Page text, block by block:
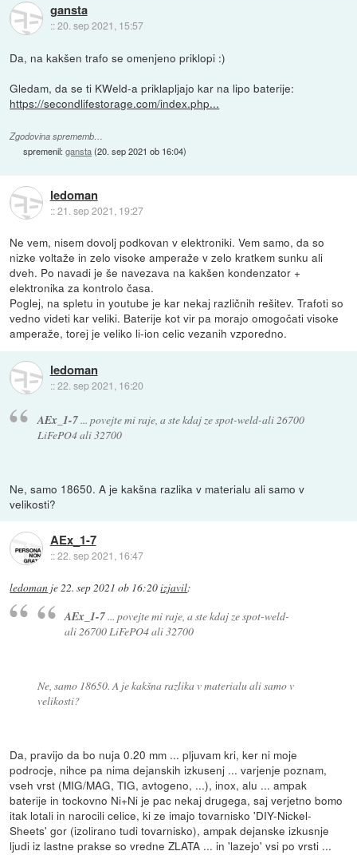
gansta
::20. sep 2021, 15:57
Da, na kakšen trafo se omenjeno priklopi :)
Gledam, da se ti KWeld-a priklapljajo kar na lipo baterije:
https://secondlifestorage.com/index.php...
Zgodovina sprememb…
spremenil:gansta(20. sep 2021 ob 16:04)
ledoman
::21. sep 2021, 19:27
Ne vem, nisem dovolj podkovan v elektroniki. Vem samo, da so
nizke voltaže in zelo visoke amperaže v zelo kratkem sunku ali
dveh. Po navadi je še navezava na kakšen kondenzator +
elektronika za kontrolo časa.
Poglej, na spletu in youtube je kar nekaj različnih rešitev. Trafoti so
vedno videti kar veliki. Baterije kot vir pa morajo omogočati visoke
amperaže, torej je veliko li-ion celic vezanih vzporedno.
ledoman
::22. sep 2021, 16:20
AEx_1-7... povejte mi raje, a ste kdaj ze spot-weld-ali 26700
LiFePO4 ali 32700
Ne, samo 18650. A je kakšna razlika v materialu ali samo v
velikosti?
AEx_1-7
::22. sep 2021, 16:47
ledoman je22. sep 2021 ob 16:20izjavil:
AEx_1-7... povejte mi raje, a ste kdaj ze spot-weld-
ali 26700 LiFePO4 ali 32700
Ne, samo 18650. A je kakšna razlika v materialu ali samo v
velikosti?
Da, pravijo da bo nuja 0.20 mm ... pljuvam kri, ker ni moje
podrocje, nihce pa nima dejanskih izkusenj ... varjenje poznam,
vseh vrst (MIG/MAG, TIG, avtogeno, ...), inox, alu ... ampak
baterije in tockovno Ni+Ni je pac nekaj drugega, saj verjetno bomo
itak lotali in narocili celice, ki ze imajo tovarnisko 'DIY-Nickel-
Sheets' gor (izolirano tudi tovarnisko), ampak dejanske izkusnje
ljudi iz lastne prakse so vredne ZLATA ... in 'lazejo' vsi po vrsti ...